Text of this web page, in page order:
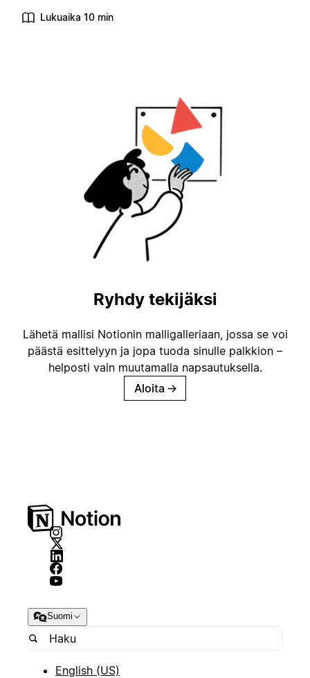
Lukuaika 10 min
Ryhdy tekijäksi
Lähetä mallisi Notionin malligalleriaan, jossa se voi
päästä esittelyyn ja jopa tuoda sinulle palkkion –
helposti vain muutamalla napsautuksella.
Aloita →
Suomi
English (US)